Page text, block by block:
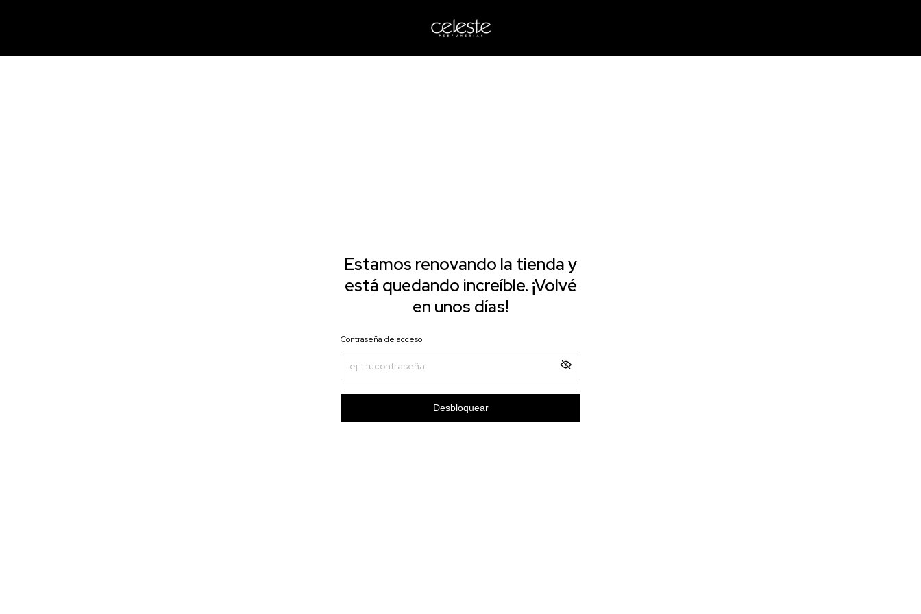
Estamos renovando la tienda y
está quedando increíble. ¡Volvé
en unos días!
Contraseña de acceso
Desbloquear